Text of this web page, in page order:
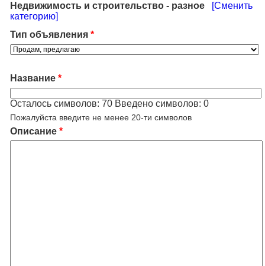
Недвижимость и строительство - разное
[Сменить
категорию]
Тип объявления *
Название *
Осталось символов: 70 Введено символов: 0
Пожалуйста введите не менее 20-ти символов
Описание *